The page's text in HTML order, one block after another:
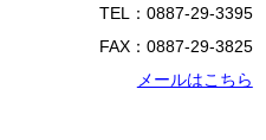
TEL：0887-29-3395
FAX：0887-29-3825
メールはこちら